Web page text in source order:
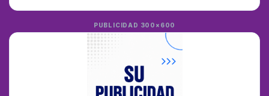
PUBLICIDAD 300×600